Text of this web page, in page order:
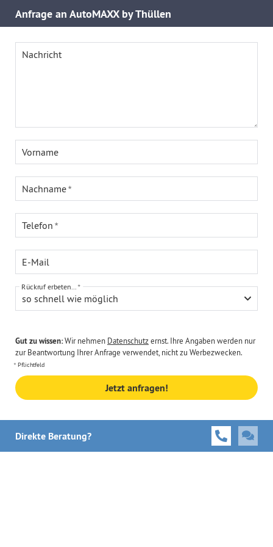
Anfrage an AutoMAXX by Thüllen
Nachricht
Vorname
Nachname
Telefon
E-Mail
so schnell wie möglich
Rückruf erbeten...
Gut zu wissen:Wir nehmen Datenschutzernst. Ihre Angaben werden nur
zur Beantwortung Ihrer Anfrage verwendet, nicht zu Werbezwecken.
Pflichtfeld
Jetzt anfragen!
Direkte Beratung?